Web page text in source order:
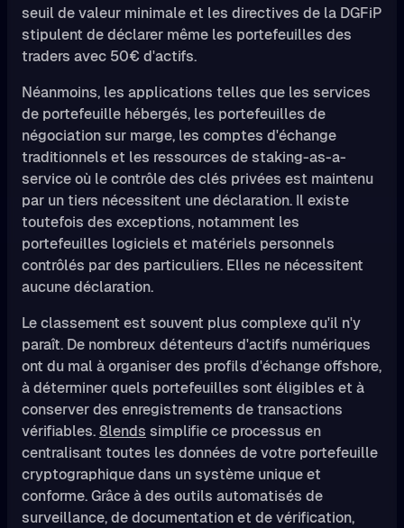
seuil de valeur minimale et les directives de la DGFiP
stipulent de déclarer même les portefeuilles des
traders avec 50€ d'actifs.
Néanmoins, les applications telles que les services
de portefeuille hébergés, les portefeuilles de
négociation sur marge, les comptes d'échange
traditionnels et les ressources de staking-as-a-
service où le contrôle des clés privées est maintenu
par un tiers nécessitent une déclaration. Il existe
toutefois des exceptions, notamment les
portefeuilles logiciels et matériels personnels
contrôlés par des particuliers. Elles ne nécessitent
aucune déclaration.
Le classement est souvent plus complexe qu'il n'y
paraît. De nombreux détenteurs d'actifs numériques
ont du mal à organiser des profils d'échange offshore,
à déterminer quels portefeuilles sont éligibles et à
conserver des enregistrements de transactions
vérifiables.8lends simplifie ce processus en
centralisant toutes les données de votre portefeuille
cryptographique dans un système unique et
conforme. Grâce à des outils automatisés de
surveillance, de documentation et de vérification,